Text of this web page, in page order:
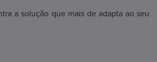
a solução que mais de adapta ao seu